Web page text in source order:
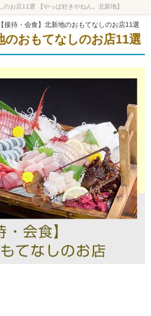
のお店11選 【やっぱ好きやねん。北新地】
【接待・会食】北新地のおもてなしのお店11選
のおもてなしのお店11選